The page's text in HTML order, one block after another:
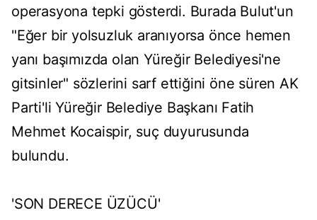
operasyona tepki gösterdi. Burada Bulut'un
"Eğer bir yolsuzluk aranıyorsa önce hemen
yanı başımızda olan Yüreğir Belediyesi'ne
gitsinler" sözlerini sarf ettiğini öne süren AK
Parti'li Yüreğir Belediye Başkanı Fatih
Mehmet Kocaispir, suç duyurusunda
bulundu.
'SON DERECE ÜZÜCÜ'